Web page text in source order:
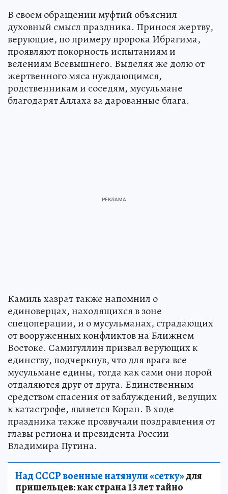
В своем обращении муфтий объяснил
духовный смысл праздника. Принося жертву,
верующие, по примеру пророка Ибрагима,
проявляют покорность испытаниям и
велениям Всевышнего. Выделяя же долю от
жертвенного мяса нуждающимся,
родственникам и соседям, мусульмане
благодарят Аллаха за дарованные блага.
Камиль хазрат также напомнил о
единоверцах, находящихся в зоне
спецоперации, и о мусульманах, страдающих
от вооруженных конфликтов на Ближнем
Востоке. Самигуллин призвал верующих к
единству, подчеркнув, что для врага все
мусульмане едины, тогда как сами они порой
отдаляются друг от друга. Единственным
средством спасения от заблуждений, ведущих
к катастрофе, является Коран. В ходе
праздника также прозвучали поздравления от
главы региона и президента России
Владимира Путина.
Над СССР военные натянули «сетку»для
пришельцев: как страна 13 лет тайно